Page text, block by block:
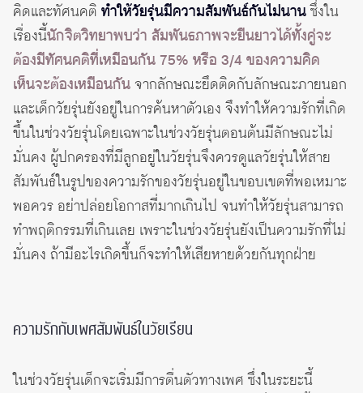
คิดและทัศนคติ ทำให้วัยรุ่นมีความสัมพันธ์กันไม่นานซึ่งใน
เรื่องนี้นักจิตวิทยาพบว่า สัมพันธภาพจะยืนยาวได้ทั้งคู่จะ
ต้องมีทัศนคติที่เหมือนกัน 75% หรือ 3/4 ของความคิด
เห็นจะต้องเหมือนกันจากลักษณะยึดติดกับลักษณะภายนอก
และเด็กวัยรุ่นยังอยู่ในการค้นหาตัวเอง จึงทำให้ความรักที่เกิด
ขึ้นในช่วงวัยรุ่นโดยเฉพาะในช่วงวัยรุ่นตอนต้นมีลักษณะไม่
มั่นคง ผู้ปกครองที่มีลูกอยู่ในวัยรุ่นจึงควรดูแลวัยรุ่นให้สาย
สัมพันธ์ในรูปของความรักของวัยรุ่นอยู่ในขอบเขตที่พอเหมาะ
พอควร อย่าปล่อยโอกาสที่มากเกินไป จนทำให้วัยรุ่นสามารถ
ทำพฤติกรรมที่เกินเลย เพราะในช่วงวัยรุ่นยังเป็นความรักที่ไม่
มั่นคง ถ้ามีอะไรเกิดขึ้นก็จะทำให้เสียหายด้วยกันทุกฝ่าย
ความรักกับเพศสัมพันธ์ในวัยเรียน
ในช่วงวัยรุ่นเด็กจะเริ่มมีการตื่นตัวทางเพศ ซึ่งในระยะนี้